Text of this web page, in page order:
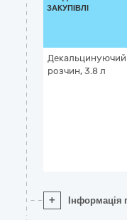
ЗАКУПІВЛІ
Декальцинуючий
розчин, 3.8 л
+ Інформація